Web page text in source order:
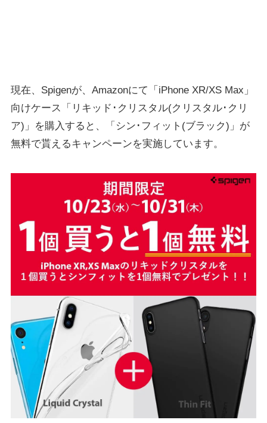
現在、Spigenが、Amazonにて「iPhone XR/XS Max」
向けケース「リキッド･クリスタル(クリスタル･クリ
ア)」を購入すると、「シン･フィット(ブラック)」が
無料で貰えるキャンペーンを実施しています。